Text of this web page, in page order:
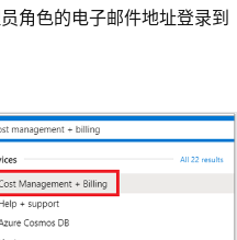
角色的电子邮件地址登录到